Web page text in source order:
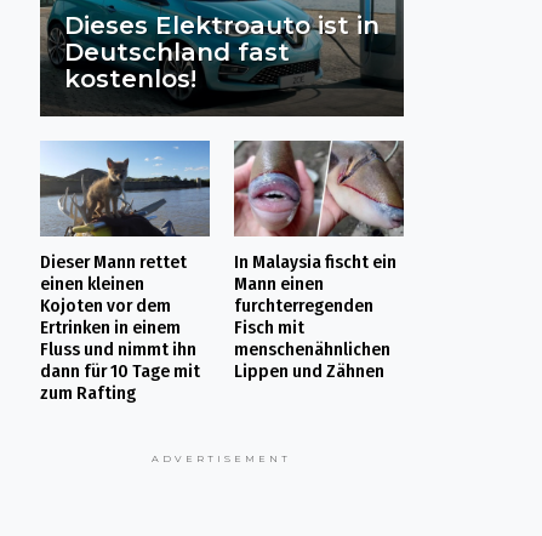
Dieses Elektroauto ist in
Deutschland fast
kostenlos!
Dieser Mann rettet
einen kleinen
Kojoten vor dem
Ertrinken in einem
Fluss und nimmt ihn
dann für 10 Tage mit
zum Rafting
In Malaysia fischt ein
Mann einen
furchterregenden
Fisch mit
menschenähnlichen
Lippen und Zähnen
ADVERTISEMENT